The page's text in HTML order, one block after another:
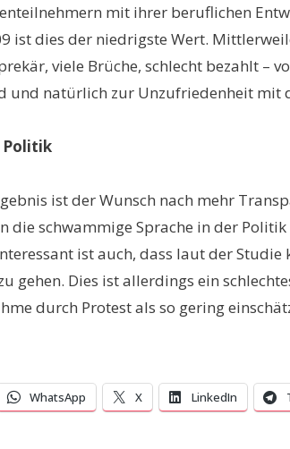
mit ihrer beruflichen
ist dies der niedrigste Wert.
viele Brüche, schlecht bezahlt –
und natürlich zur Unzufriedenheit mit
Politik
ist der Wunsch nach mehr
die schwammige Sprache in der
ist auch, dass laut der
gehen. Dies ist allerdings ein
durch Protest als so gering
WhatsApp X LinkedIn